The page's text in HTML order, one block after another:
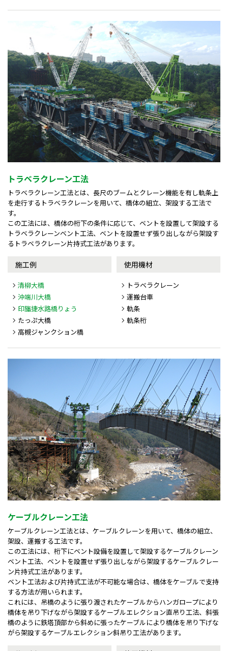
トラベラクレーン工法
トラベラクレーン工法とは、長尺のブームとクレーン機能を有し軌条上
を走行するトラベラクレーンを用いて、橋体の組立、架設する工法で
す。
この工法には、橋体の桁下の条件に応じて、ベントを設置して架設する
トラベラクレーンベント工法、ベントを設置せず張り出しながら架設す
るトラベラクレーン片持式工法があります。
施工例
清柳大橋
沖端川大橋
印旛捷水路橋りょう
たっぷ大橋
高槻ジャンクション橋
使用機材
トラベラクレーン
運搬台車
軌条
軌条桁
ケーブルクレーン工法
ケーブルクレーン工法とは、ケーブルクレーンを用いて、橋体の組立、
架設、運搬する工法です。
この工法には、桁下にベント設備を設置して架設するケーブルクレーン
ベント工法、ベントを設置せず張り出しながら架設するケーブルクレー
ン片持式工法があります。
ベント工法および片持式工法が不可能な場合は、橋体をケーブルで支持
する方法が用いられます。
これには、吊橋のように張り渡されたケーブルからハンガロープにより
橋体を吊り下げながら架設するケーブルエレクション直吊り工法、斜張
橋のように鉄塔頂部から斜めに張ったケーブルにより橋体を吊り下げな
がら架設するケーブルエレクション斜吊り工法があります。